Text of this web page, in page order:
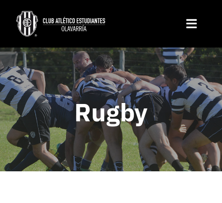
content
Toggle
Institucional
Disciplinas
Servicios
Noticias
Rugby